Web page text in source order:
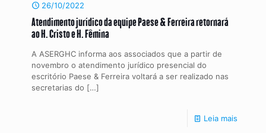
26/10/2022
Atendimento jurídico da equipe Paese & Ferreira retornará
ao H. Cristo e H. Fêmina
A ASERGHC informa aos associados que a partir de
novembro o atendimento jurídico presencial do
escritório Paese & Ferreira voltará a ser realizado nas
secretarias do […]
Leia mais